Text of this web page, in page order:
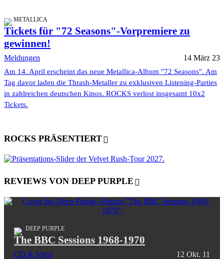
METALLICA
Tickets für "72 Seasons"-Vorpremiere zu
gewinnen!
Meldungen 14 März 23
Am 14. April erscheint das neue Metallica-Album "72 Seasons". Am
Tag davor laden die Thrash-Metaller zu exklusiven Listening-Parties
in zahlreichen deutschen Kinos. ROCKS verlost insgesamt 10x2
Tickets.
ROCKS PRÄSENTIERT
REVIEWS VON DEEP PURPLE
DEEP PURPLE
The BBC Sessions 1968-1970
CD & Vinyl 12 Okt. 11